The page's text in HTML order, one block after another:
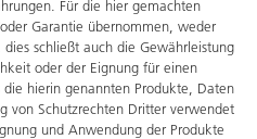
Für die hier gemachten
Garantie übernommen, weder
schließt auch die Gewährleistung
oder der Eignung für einen
hierin genannten Produkte, Daten
von Schutzrechten Dritter verwendet
und Anwendung der Produkte